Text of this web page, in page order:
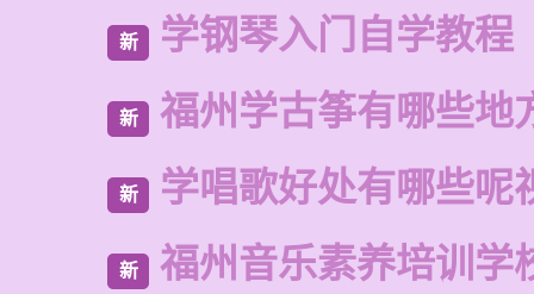
新 学钢琴入门自学教程
新 福州学古筝有哪些地
新 学唱歌好处有哪些呢
新 福州音乐素养培训学